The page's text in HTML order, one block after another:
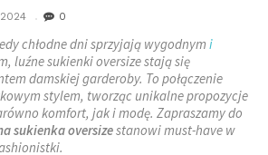
0
chłodne dni sprzyjają wygodnym i
luźne sukienki oversize stają się
damskiej garderoby. To połączenie
stylem, tworząc unikalne propozycje
komfort, jak i modę. Zapraszamy do
sukienka oversizestanowi must-have w